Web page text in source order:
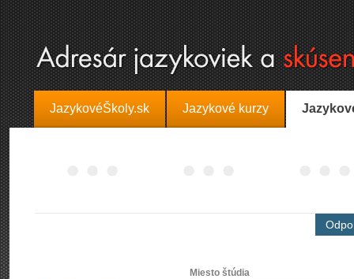
JazykovéŠkoly.sk Jazykové kurzy
Miesto štúdia